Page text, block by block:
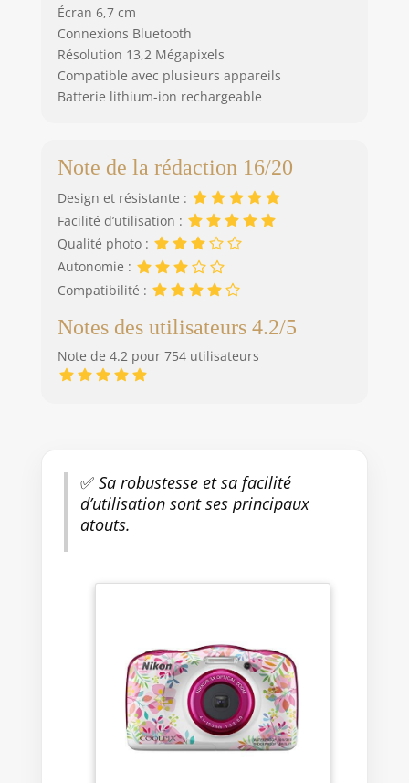
Écran 6,7 cm
Connexions Bluetooth
Résolution 13,2 Mégapixels
Compatible avec plusieurs appareils
Batterie lithium-ion rechargeable
Note de la rédaction 16/20
Design et résistante :
Facilité d’utilisation :
Qualité photo :
Autonomie :
Compatibilité :
Notes des utilisateurs 4.2/5
Note de 4.2 pour 754 utilisateurs
✅Sa robustesse et sa facilité
d’utilisation sont ses principaux
atouts.